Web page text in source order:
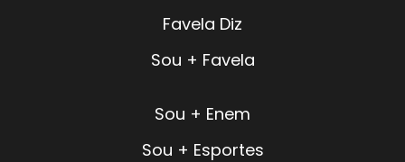
Favela Diz
Sou + Favela
Sou + Enem
Sou + Esportes